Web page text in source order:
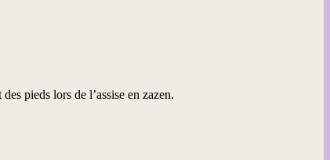
pieds lors de l’assise en zazen.